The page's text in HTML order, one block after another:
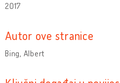
2017
Autor ove stranice
Bing, Albert